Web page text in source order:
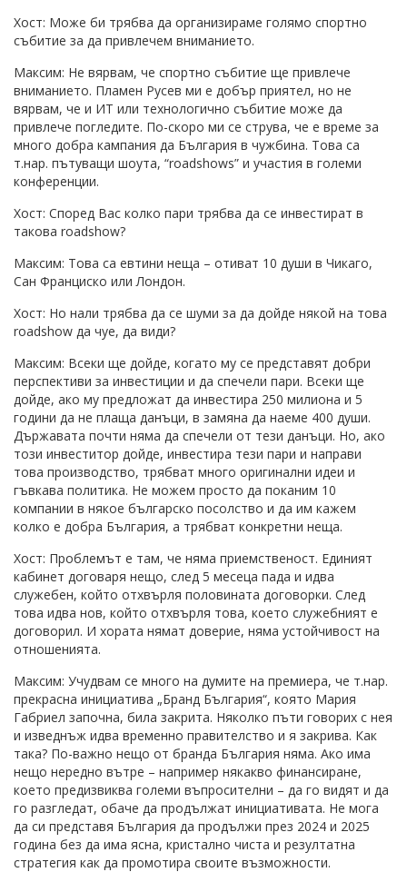
Хост: Може би трябва да организираме голямо спортно
събитие за да привлечем вниманието.
Максим: Не вярвам, че спортно събитие ще привлече
вниманието. Пламен Русев ми е добър приятел, но не
вярвам, че и ИТ или технологично събитие може да
привлече погледите. По-скоро ми се струва, че е време за
много добра кампания да България в чужбина. Това са
т.нар. пътуващи шоута, “roadshows” и участия в големи
конференции.
Хост: Според Вас колко пари трябва да се инвестират в
такова roadshow?
Максим: Това са евтини неща – отиват 10 души в Чикаго,
Сан Франциско или Лондон.
Хост: Но нали трябва да се шуми за да дойде някой на това
roadshow да чуе, да види?
Максим: Всеки ще дойде, когато му се представят добри
перспективи за инвестиции и да спечели пари. Всеки ще
дойде, ако му предложат да инвестира 250 милиона и 5
години да не плаща данъци, в замяна да наеме 400 души.
Държавата почти няма да спечели от тези данъци. Но, ако
този инвеститор дойде, инвестира тези пари и направи
това производство, трябват много оригинални идеи и
гъвкава политика. Не можем просто да поканим 10
компании в някое българско посолство и да им кажем
колко е добра България, а трябват конкретни неща.
Хост: Проблемът е там, че няма приемственост. Единият
кабинет договаря нещо, след 5 месеца пада и идва
служебен, който отхвърля половината договорки. След
това идва нов, който отхвърля това, което служебният е
договорил. И хората нямат доверие, няма устойчивост на
отношенията.
Максим: Учудвам се много на думите на премиера, че т.нар.
прекрасна инициатива „Бранд България“, която Мария
Габриел започна, била закрита. Няколко пъти говорих с нея
и изведнъж идва временно правителство и я закрива. Как
така? По-важно нещо от бранда България няма. Ако има
нещо нередно вътре – например някакво финансиране,
което предизвиква големи въпросителни – да го видят и да
го разгледат, обаче да продължат инициативата. Не мога
да си представя България да продължи през 2024 и 2025
година без да има ясна, кристално чиста и резултатна
стратегия как да промотира своите възможности.